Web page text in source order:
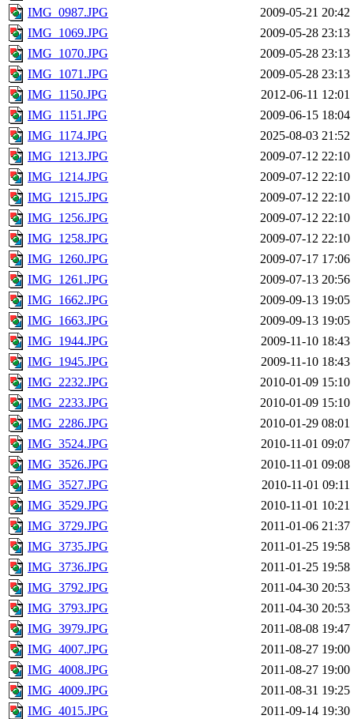
IMG_0987.JPG
2009-05-21 20:42
IMG_1069.JPG
2009-05-28 23:13
IMG_1070.JPG
2009-05-28 23:13
IMG_1071.JPG
2009-05-28 23:13
IMG_1150.JPG
2012-06-11 12:01
IMG_1151.JPG
2009-06-15 18:04
IMG_1174.JPG
2025-08-03 21:52
IMG_1213.JPG
2009-07-12 22:10
IMG_1214.JPG
2009-07-12 22:10
IMG_1215.JPG
2009-07-12 22:10
IMG_1256.JPG
2009-07-12 22:10
IMG_1258.JPG
2009-07-12 22:10
IMG_1260.JPG
2009-07-17 17:06
IMG_1261.JPG
2009-07-13 20:56
IMG_1662.JPG
2009-09-13 19:05
IMG_1663.JPG
2009-09-13 19:05
IMG_1944.JPG
2009-11-10 18:43
IMG_1945.JPG
2009-11-10 18:43
IMG_2232.JPG
2010-01-09 15:10
IMG_2233.JPG
2010-01-09 15:10
IMG_2286.JPG
2010-01-29 08:01
IMG_3524.JPG
2010-11-01 09:07
IMG_3526.JPG
2010-11-01 09:08
IMG_3527.JPG
2010-11-01 09:11
IMG_3529.JPG
2010-11-01 10:21
IMG_3729.JPG
2011-01-06 21:37
IMG_3735.JPG
2011-01-25 19:58
IMG_3736.JPG
2011-01-25 19:58
IMG_3792.JPG
2011-04-30 20:53
IMG_3793.JPG
2011-04-30 20:53
IMG_3979.JPG
2011-08-08 19:47
IMG_4007.JPG
2011-08-27 19:00
IMG_4008.JPG
2011-08-27 19:00
IMG_4009.JPG
2011-08-31 19:25
IMG_4015.JPG
2011-09-14 19:30